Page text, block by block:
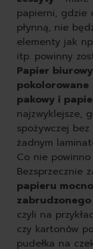
papierni, gdzie
płynną, nie
elementy jak
itp. powinny
Papier
pokolorowane
pakowy i
najzwyklejsze,
spożywczej
żadnym
Co nie
Bezsprzecznie
papieru
zabrudzonego
czyli na
czy kartonów
pudełka na